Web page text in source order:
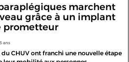
marchent
grâce à un implant
prometteur
3 ans
CHUV ont franchi une nouvelle étape